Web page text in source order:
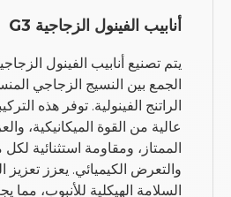
أنابيب الفينول الزجاجية G3
الجمع بين النسيج الزجاجي
الراتنج الفينولية. توفر هذه
عالية من القوة الميكانيكية،
الممتاز، ومقاومة استثنائية
والتعرض الكيميائي. يعزز تعزيز
السلامة الهيكلية للأنبوب، مما